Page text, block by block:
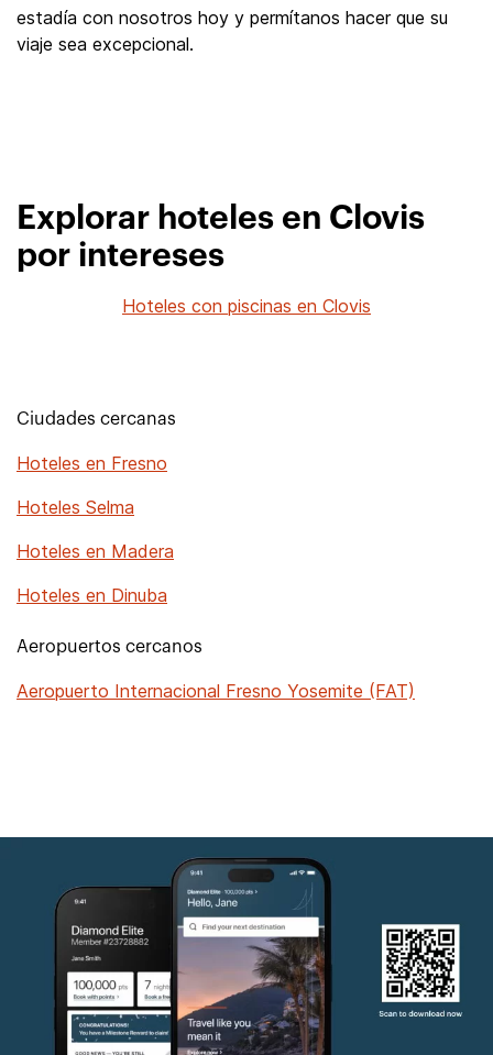
estadía con nosotros hoy y permítanos hacer que su
viaje sea excepcional.
Explorar hoteles en Clovis
por intereses
Hoteles con piscinas en Clovis
Ciudades cercanas
Hoteles en Fresno
Hoteles Selma
Hoteles en Madera
Hoteles en Dinuba
Aeropuertos cercanos
Aeropuerto Internacional Fresno Yosemite (FAT)